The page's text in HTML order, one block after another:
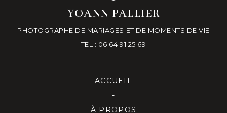
YOANN PALLIER
PHOTOGRAPHE DE MARIAGES ET DE MOMENTS DE VIE
TEL : 06 64 91 25 69
ACCUEIL
-
À PROPOS